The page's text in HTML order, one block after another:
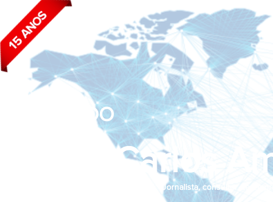
João Carlos
BLOG DO
Jornalista, consultor de